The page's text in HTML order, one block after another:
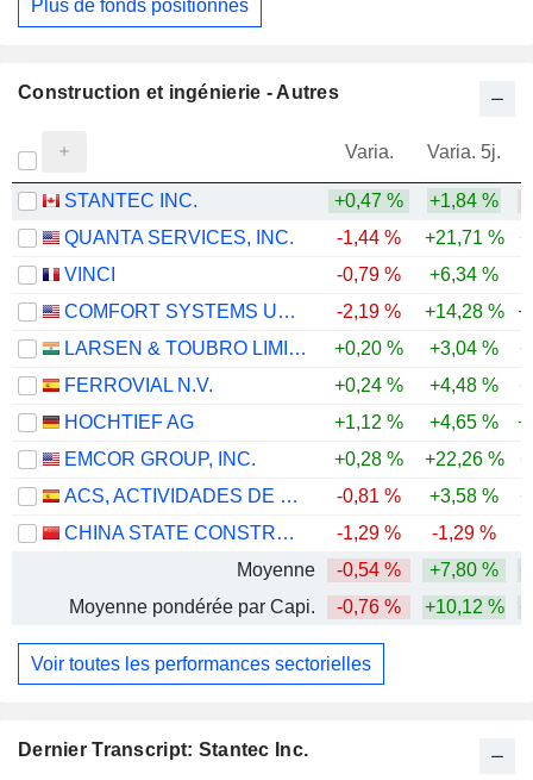
Dernier Transcript: Stantec Inc.
Plus de fonds positionnés
Construction et ingénierie - Autres
Varia. Varia. 5j.
STANTEC INC. +0,47 % +1,84 %
QUANTA SERVICES, INC.
-1,44 % +21,71 %
VINCI
-0,79 % +6,34 %
COMFORT SYSTEMS USA, INC.
-2,19 % +14,28 %
LARSEN & TOUBRO LIMITED
+0,20 % +3,04 %
FERROVIAL N.V.
+0,24 % +4,48 %
HOCHTIEF AG
+1,12 % +4,65 %
EMCOR GROUP, INC.
+0,28 % +22,26 %
ACS, ACTIVIDADES DE CONSTRUCCIÓN Y SERVICIOS, S.A.
-0,81 % +3,58 %
CHINA STATE CONSTRUCTION ENGINEERING CORPORATION LIMITED
-1,29 % -1,29 %
Moyenne
-0,54 % +7,80 %
Moyenne pondérée par Capi.
-0,76 % +10,12 %
Voir toutes les performances sectorielles